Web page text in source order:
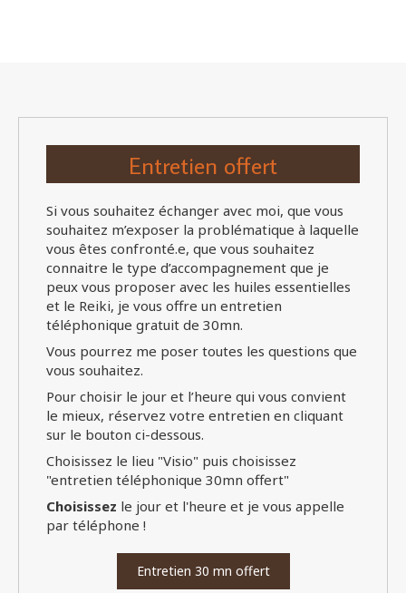
Entretien offert
Si vous souhaitez échanger avec moi, que vous
souhaitez m’exposer la problématique à laquelle
vous êtes confronté.e, que vous souhaitez
connaitre le type d’accompagnement que je
peux vous proposer avec les huiles essentielles
et le Reiki, je vous offre un entretien
téléphonique gratuit de 30mn.
Vous pourrez me poser toutes les questions que
vous souhaitez.
Pour choisir le jour et l’heure qui vous convient
le mieux, réservez votre entretien en cliquant
sur le bouton ci-dessous.
Choisissez le lieu "Visio" puis choisissez
"entretien téléphonique 30mn offert"
Choisissez le jour et l'heure et je vous appelle
par téléphone !
Entretien 30 mn offert